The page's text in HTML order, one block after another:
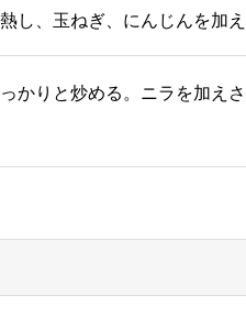
し、玉ねぎ、にんじんを加
かりと炒める。ニラを加え